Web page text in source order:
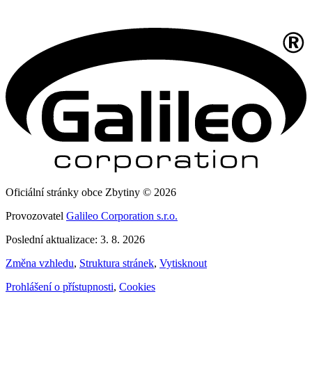
Oficiální stránky obce Zbytiny © 2026
Provozovatel Galileo Corporation s.r.o.
Poslední aktualizace: 3. 8. 2026
Změna vzhledu, Struktura stránek, Vytisknout
Prohlášení o přístupnosti, Cookies